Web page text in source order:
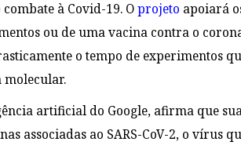
à Covid-19. Oprojeto apoiará
ou de uma vacina contra o
o tempo de experimentos
artificial do Google, afirma que
associadas ao SARS-CoV-2, o vírus